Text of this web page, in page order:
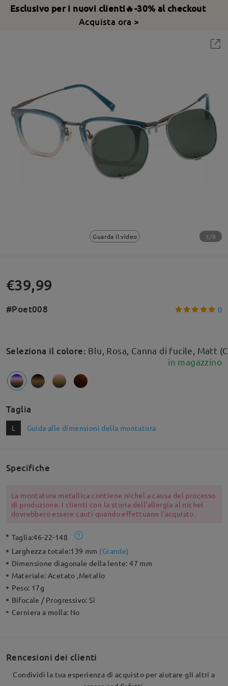
Esclusivo per i nuovi clienti🔥-30% al checkout
Acquista ora >
Guarda il video 1/8
€39,99
#Poet008 0
Seleziona il colore: Blu, Rosa, Canna di fucile, Matt
in magazzino
Taglia
L Guida alle dimensioni della montatura
Specifiche
La montatura metallica contiene nichel a causa del processo
di produzione. I clienti con la storia dell'allergia al nichel
dovrebbero essere cauti quando effettuano l'acquisto.
Taglia:46-22-148
Larghezza totale:139 mm (Grande)
Dimensione diagonale della lente:47 mm
Materiale:Acetato ,Metallo
Peso: 17g
Bifocale / Progressivo:Sì
Cerniera a molla: No
Rencesioni dei clienti
Condividi la tua esperienza di acquisto per aiutare gli altri a